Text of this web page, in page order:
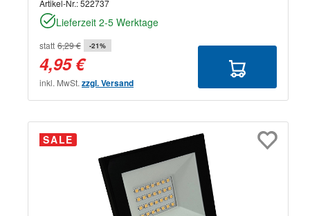
Artikel-Nr.:522737
Lieferzeit 2-5 Werktage
statt 6,29 € -21%
4,95 €
inkl. MwSt. zzgl. Versand
SALE